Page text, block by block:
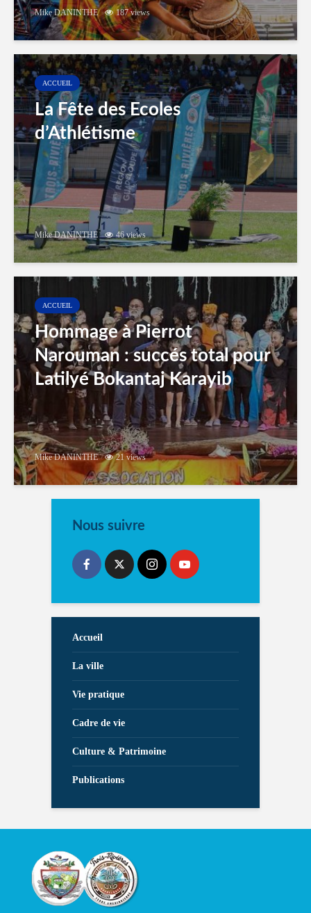
Mike DANINTHE 187 views
ACCUEIL
La Fête des Ecoles
d’Athlétisme
Mike DANINTHE 46 views
ACCUEIL
Hommage à Pierrot
Narouman : succés total pour
Latilyé Bokantaj Karayib
Mike DANINTHE 21 views
Nous suivre
Accueil
La ville
Vie pratique
Cadre de vie
Culture & Patrimoine
Publications